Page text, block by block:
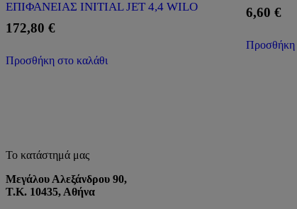
ΕΠΙΦΑΝΕΙΑΣ INITIAL JET 4,4 WILO
172,80 €
Προσθήκη στο καλάθι
6,60€
Προσθήκη
Το κατάστημά μας
Μεγάλου Αλεξάνδρου 90,
Τ.Κ. 10435, Αθήνα